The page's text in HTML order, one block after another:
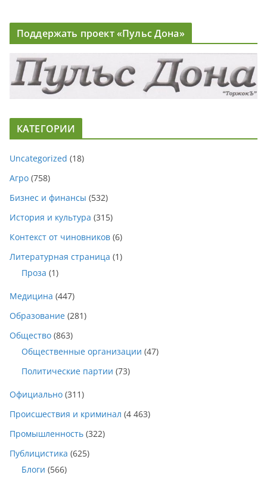
Поддержать проект «Пульс Дона»
КАТЕГОРИИ
Uncategorized (18)
Агро (758)
Бизнес и финансы (532)
История и культура (315)
Контекст от чиновников (6)
Литературная страница (1)
Проза (1)
Медицина (447)
Образование (281)
Общество (863)
Общественные организации (47)
Политические партии (73)
Официально (311)
Происшествия и криминал (4 463)
Промышленность (322)
Публицистика (625)
Блоги (566)